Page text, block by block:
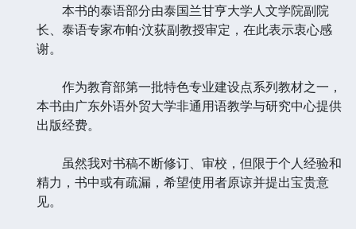
本书的泰语部分由泰国兰甘亨大学人文学院副院
长、泰语专家布帕·汶荻副教授审定，在此表示衷心感
谢。
作为教育部第一批特色专业建设点系列教材之一，
本书由广东外语外贸大学非通用语教学与研究中心提供
出版经费。
虽然我对书稿不断修订、审校，但限于个人经验和
精力，书中或有疏漏，希望使用者原谅并提出宝贵意
见。